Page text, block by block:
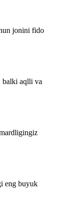
jonini fido
balki aqlli va
eng buyuk